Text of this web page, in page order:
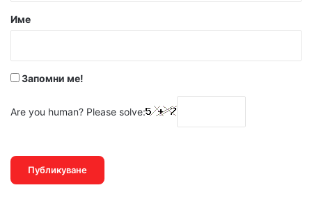
р
Име
Запомни ме!
Are you human? Please solve: